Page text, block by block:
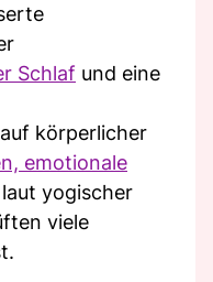
Schlaf und eine
körperlicher
emotionale
yogischer
viele